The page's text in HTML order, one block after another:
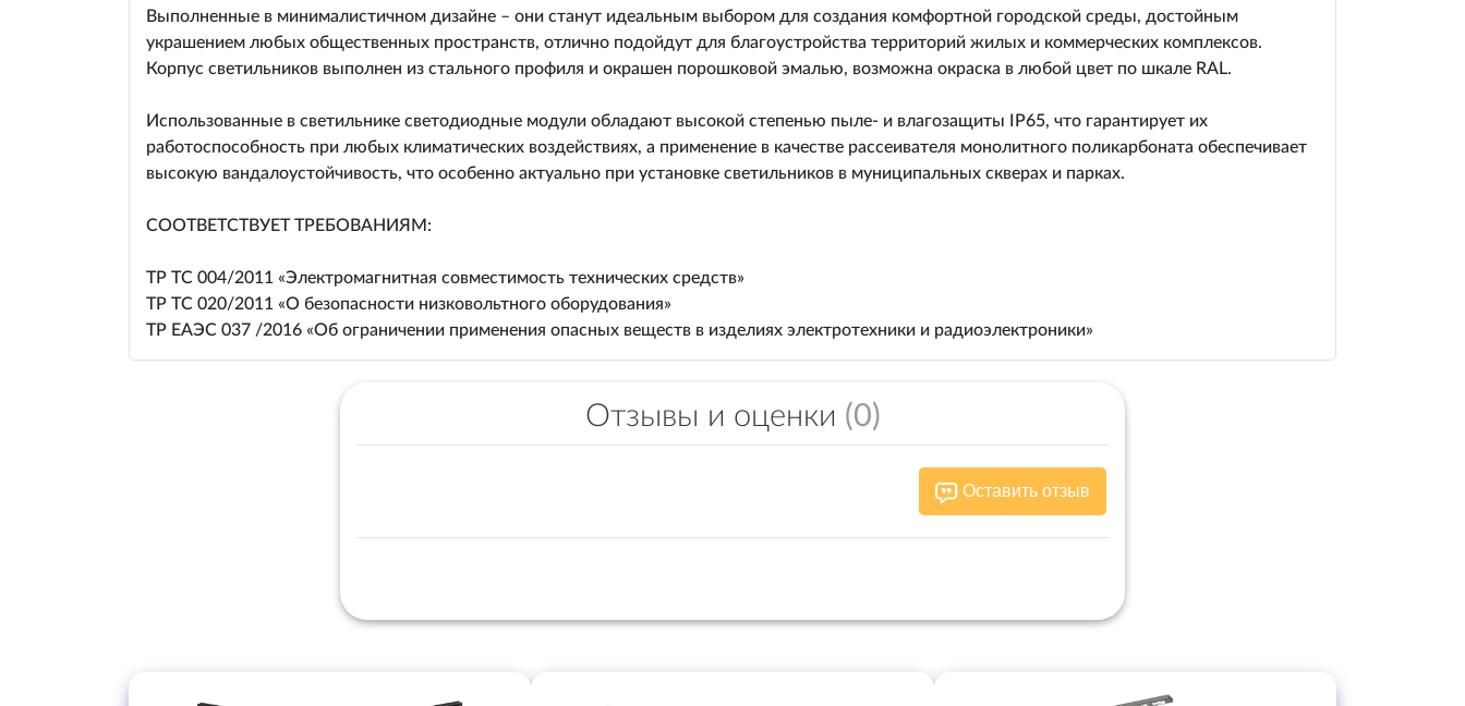
Выполненные в минималистичном дизайне – они станут идеальным выбором для создания комфортной городской среды, достойным
украшением любых общественных пространств, отлично подойдут для благоустройства территорий жилых и коммерческих комплексов.
Корпус светильников выполнен из стального профиля и окрашен порошковой эмалью, возможна окраска в любой цвет по шкале RAL.
Использованные в светильнике светодиодные модули обладают высокой степенью пыле- и влагозащиты IP65, что гарантирует их
работоспособность при любых климатических воздействиях, а применение в качестве рассеивателя монолитного поликарбоната обеспечивает
высокую вандалоустойчивость, что особенно актуально при установке светильников в муниципальных скверах и парках.
СООТВЕТСТВУЕТ ТРЕБОВАНИЯМ:
ТР ТС 004/2011 «Электромагнитная совместимость технических средств»
ТР ТС 020/2011 «О безопасности низковольтного оборудования»
ТР ЕАЭС 037 /2016 «Об ограничении применения опасных веществ в изделиях электротехники и радиоэлектроники»
Отзывы и оценки (0)
Оставить отзыв